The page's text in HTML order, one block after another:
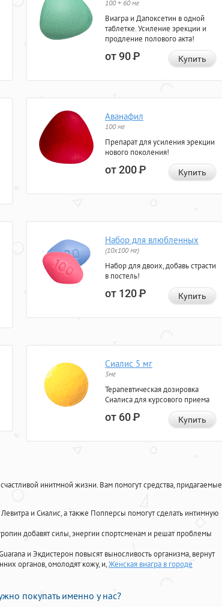
100 + 60 мг
Виагра и Дапоксетин в одной
таблетке. Усиление эрекции и
продление полового акта!
от 90Р Купить
Аванафил
100 мг
Препарат для усиления эрекции
нового поколения!
от 200Р Купить
Набор для влюбленных
(10х100 мг)
Набор для двоих, добавь страсти
в постель!
от 120Р Купить
Сиалис 5 мг
5мг
Терапевтическая дозировка
Сиалиса для курсового приема
от 60Р Купить
инитмной жизни. Вам помогут средства, придагаемые
Левитра и Сиалис, а также Попперсы помогут сделать интимную
добавят силы, энергии спортсменам и решат проблемы
и Экдистерон повысят выносливость организма, вернут
органов, омолодят кожу, и,Женская виагра в городе
покупать именно у нас?